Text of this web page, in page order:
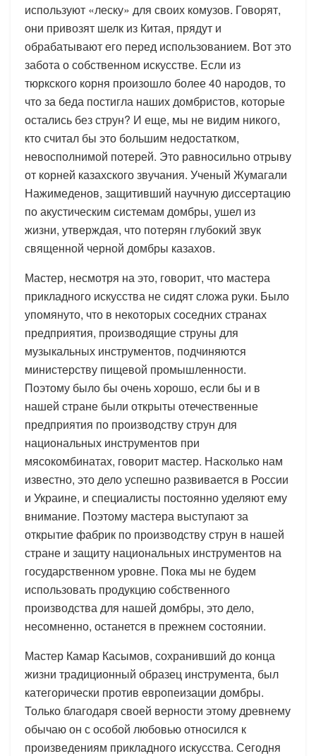
используют «леску» для своих комузов. Говорят,
они привозят шелк из Китая, прядут и
обрабатывают его перед использованием. Вот это
забота о собственном искусстве. Если из
тюркского корня произошло более 40 народов, то
что за беда постигла наших домбристов, которые
остались без струн? И еще, мы не видим никого,
кто считал бы это большим недостатком,
невосполнимой потерей. Это равносильно отрыву
от корней казахского звучания. Ученый Жумагали
Нажимеденов, защитивший научную диссертацию
по акустическим системам домбры, ушел из
жизни, утверждая, что потерян глубокий звук
священной черной домбры казахов.
Мастер, несмотря на это, говорит, что мастера
прикладного искусства не сидят сложа руки. Было
упомянуто, что в некоторых соседних странах
предприятия, производящие струны для
музыкальных инструментов, подчиняются
министерству пищевой промышленности.
Поэтому было бы очень хорошо, если бы и в
нашей стране были открыты отечественные
предприятия по производству струн для
национальных инструментов при
мясокомбинатах, говорит мастер. Насколько нам
известно, это дело успешно развивается в России
и Украине, и специалисты постоянно уделяют ему
внимание. Поэтому мастера выступают за
открытие фабрик по производству струн в нашей
стране и защиту национальных инструментов на
государственном уровне. Пока мы не будем
использовать продукцию собственного
производства для нашей домбры, это дело,
несомненно, останется в прежнем состоянии.
Мастер Камар Касымов, сохранивший до конца
жизни традиционный образец инструмента, был
категорически против европеизации домбры.
Только благодаря своей верности этому древнему
обычаю он с особой любовью относился к
произведениям прикладного искусства. Сегодня